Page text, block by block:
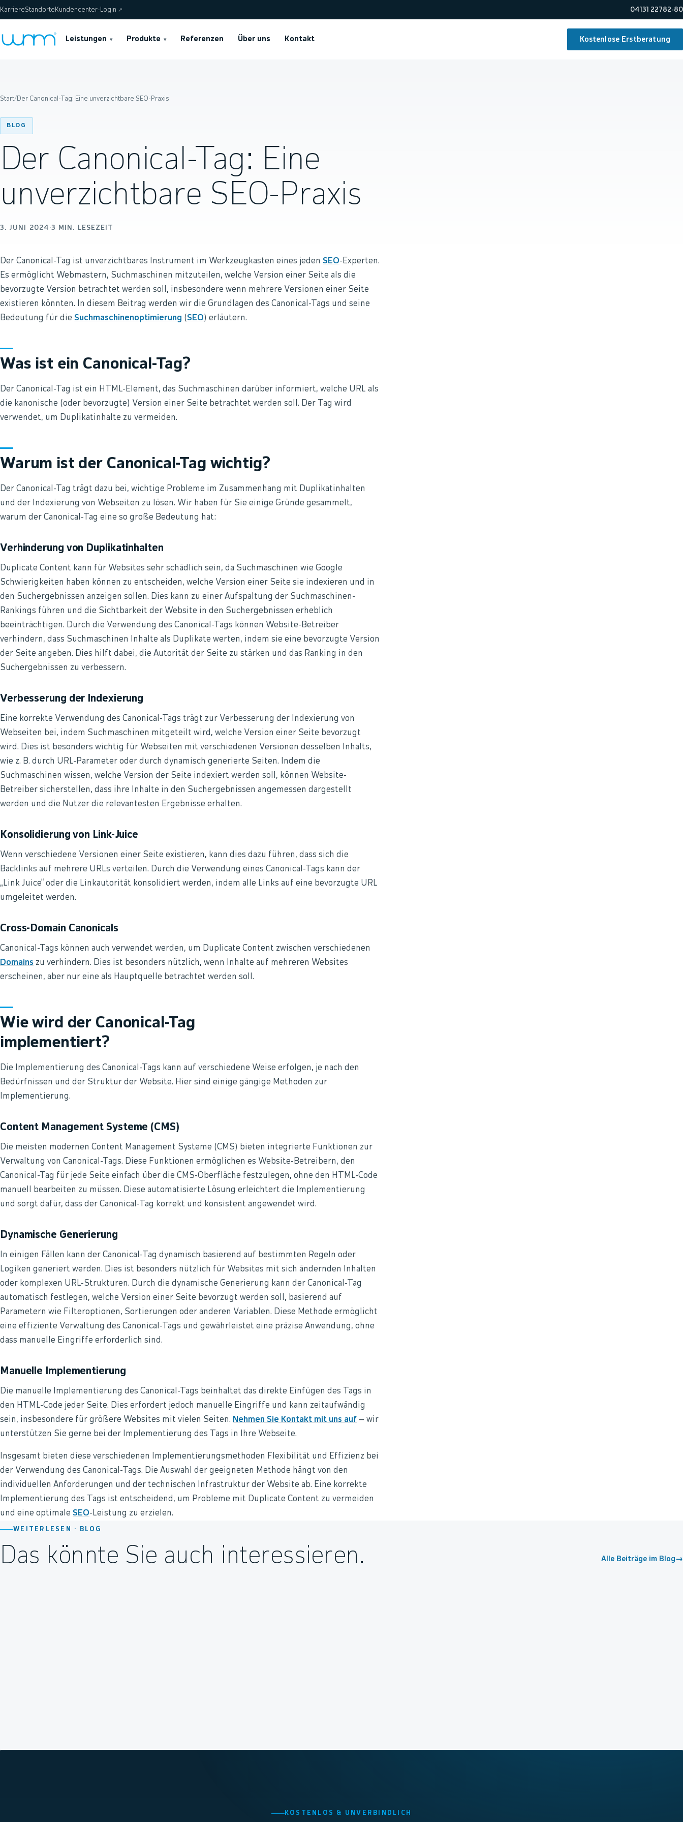
KarriereStandorte Kundencenter-Login ↗ 04131 22782-80
Leistungen ▾ Produkte ▾ Referenzen Über uns Kontakt Kostenlose Erstberatung
Start/ Der Canonical-Tag: Eine unverzichtbare SEO-Praxis
BLOG
Der Canonical-Tag: Eine
unverzichtbare SEO-Praxis
3. JUNI 2024 ·3 MIN. LESEZEIT
Der Canonical-Tag ist unverzichtbares Instrument im Werkzeugkasten eines jeden SEO-Experten.
Es ermöglicht Webmastern, Suchmaschinen mitzuteilen, welche Version einer Seite als die
bevorzugte Version betrachtet werden soll, insbesondere wenn mehrere Versionen einer Seite
existieren könnten. In diesem Beitrag werden wir die Grundlagen des Canonical-Tags und seine
Bedeutung für die Suchmaschinenoptimierung (SEO) erläutern.
Was ist ein Canonical-Tag?
Der Canonical-Tag ist ein HTML-Element, das Suchmaschinen darüber informiert, welche URL als
die kanonische (oder bevorzugte) Version einer Seite betrachtet werden soll. Der Tag wird
verwendet, um Duplikatinhalte zu vermeiden.
Warum ist der Canonical-Tag wichtig?
Der Canonical-Tag trägt dazu bei, wichtige Probleme im Zusammenhang mit Duplikatinhalten
und der Indexierung von Webseiten zu lösen. Wir haben für Sie einige Gründe gesammelt,
warum der Canonical-Tag eine so große Bedeutung hat:
Verhinderung von Duplikatinhalten
Duplicate Content kann für Websites sehr schädlich sein, da Suchmaschinen wie Google
Schwierigkeiten haben können zu entscheiden, welche Version einer Seite sie indexieren und in
den Suchergebnissen anzeigen sollen. Dies kann zu einer Aufspaltung der Suchmaschinen-
Rankings führen und die Sichtbarkeit der Website in den Suchergebnissen erheblich
beeinträchtigen. Durch die Verwendung des Canonical-Tags können Website-Betreiber
verhindern, dass Suchmaschinen Inhalte als Duplikate werten, indem sie eine bevorzugte Version
der Seite angeben. Dies hilft dabei, die Autorität der Seite zu stärken und das Ranking in den
Suchergebnissen zu verbessern.
Verbesserung der Indexierung
Eine korrekte Verwendung des Canonical-Tags trägt zur Verbesserung der Indexierung von
Webseiten bei, indem Suchmaschinen mitgeteilt wird, welche Version einer Seite bevorzugt
wird. Dies ist besonders wichtig für Webseiten mit verschiedenen Versionen desselben Inhalts,
wie z. B. durch URL-Parameter oder durch dynamisch generierte Seiten. Indem die
Suchmaschinen wissen, welche Version der Seite indexiert werden soll, können Website-
Betreiber sicherstellen, dass ihre Inhalte in den Suchergebnissen angemessen dargestellt
werden und die Nutzer die relevantesten Ergebnisse erhalten.
Konsolidierung von Link-Juice
Wenn verschiedene Versionen einer Seite existieren, kann dies dazu führen, dass sich die
Backlinks auf mehrere URLs verteilen. Durch die Verwendung eines Canonical-Tags kann der
„Link Juice“ oder die Linkautorität konsolidiert werden, indem alle Links auf eine bevorzugte URL
umgeleitet werden.
Cross-Domain Canonicals
Canonical-Tags können auch verwendet werden, um Duplicate Content zwischen verschiedenen
Domains zu verhindern. Dies ist besonders nützlich, wenn Inhalte auf mehreren Websites
erscheinen, aber nur eine als Hauptquelle betrachtet werden soll.
Wie wird der Canonical-Tag
implementiert?
Die Implementierung des Canonical-Tags kann auf verschiedene Weise erfolgen, je nach den
Bedürfnissen und der Struktur der Website. Hier sind einige gängige Methoden zur
Implementierung.
Content Management Systeme (CMS)
Die meisten modernen Content Management Systeme (CMS) bieten integrierte Funktionen zur
Verwaltung von Canonical-Tags. Diese Funktionen ermöglichen es Website-Betreibern, den
Canonical-Tag für jede Seite einfach über die CMS-Oberfläche festzulegen, ohne den HTML-Code
manuell bearbeiten zu müssen. Diese automatisierte Lösung erleichtert die Implementierung
und sorgt dafür, dass der Canonical-Tag korrekt und konsistent angewendet wird.
Dynamische Generierung
In einigen Fällen kann der Canonical-Tag dynamisch basierend auf bestimmten Regeln oder
Logiken generiert werden. Dies ist besonders nützlich für Websites mit sich ändernden Inhalten
oder komplexen URL-Strukturen. Durch die dynamische Generierung kann der Canonical-Tag
automatisch festlegen, welche Version einer Seite bevorzugt werden soll, basierend auf
Parametern wie Filteroptionen, Sortierungen oder anderen Variablen. Diese Methode ermöglicht
eine effiziente Verwaltung des Canonical-Tags und gewährleistet eine präzise Anwendung, ohne
dass manuelle Eingriffe erforderlich sind.
Manuelle Implementierung
Die manuelle Implementierung des Canonical-Tags beinhaltet das direkte Einfügen des Tags in
den HTML-Code jeder Seite. Dies erfordert jedoch manuelle Eingriffe und kann zeitaufwändig
sein, insbesondere für größere Websites mit vielen Seiten. Nehmen Sie Kontakt mit uns auf – wir
unterstützen Sie gerne bei der Implementierung des Tags in Ihre Webseite.
Insgesamt bieten diese verschiedenen Implementierungsmethoden Flexibilität und Effizienz bei
der Verwendung des Canonical-Tags. Die Auswahl der geeigneten Methode hängt von den
individuellen Anforderungen und der technischen Infrastruktur der Website ab. Eine korrekte
Implementierung des Tags ist entscheidend, um Probleme mit Duplicate Content zu vermeiden
und eine optimale SEO-Leistung zu erzielen.
WEITERLESEN · BLOG
Das könnte Sie auch interessieren. Alle Beiträge im Blog→
KOSTENLOS & UNVERBINDLICH